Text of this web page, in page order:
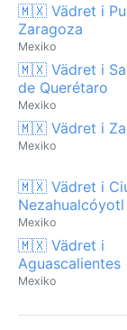
🇲🇽 Vädret i
Zaragoza
Mexiko
🇲🇽 Vädret i
de Querétaro
Mexiko
🇲🇽 Vädret i
Mexiko
🇲🇽 Vädret i
Nezahualcóyotl
Mexiko
🇲🇽 Vädret i
Aguascalientes
Mexiko